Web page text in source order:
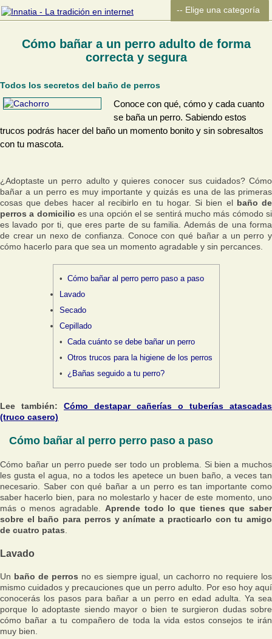
Cómo bañar a un perro adulto de forma
correcta y segura
Todos los secretos del baño de perros
Conoce con qué, cómo y cada cuanto
se baña un perro. Sabiendo estos
trucos podrás hacer del baño un momento bonito y sin sobresaltos
con tu mascota.
¿Adoptaste un perro adulto y quieres conocer sus cuidados? Cómo
bañar a un perro es muy importante y quizás es una de las primeras
cosas que debes hacer al recibirlo en tu hogar. Si bien el baño de
perros a domicilio es una opción el se sentirá mucho más cómodo si
es lavado por ti, que eres parte de su familia. Además de una forma
de crear un nexo de confianza. Conoce con qué bañar a un perro y
cómo hacerlo para que sea un momento agradable y sin percances.
Cómo bañar al perro perro paso a paso
Lavado
Secado
Cepillado
Cada cuánto se debe bañar un perro
Otros trucos para la higiene de los perros
¿Bañas seguido a tu perro?
Lee también: Cómo destapar cañerías o tuberías atascadas
(truco casero)
Cómo bañar al perro perro paso a paso
Cómo bañar un perro puede ser todo un problema. Si bien a muchos
les gusta el agua, no a todos les apetece un buen baño, a veces tan
necesario. Saber con qué bañar a un perro es tan importante como
saber hacerlo bien, para no molestarlo y hacer de este momento, uno
más o menos agradable. Aprende todo lo que tienes que saber
sobre el baño para perros y anímate a practicarlo con tu amigo
de cuatro patas
Lavado
Un baño de perros no es siempre igual, un cachorro no requiere los
mismo cuidados y precauciones que un perro adulto. Por eso hoy aquí
conocerás los pasos para bañar a un perro en edad adulta. Ya sea
porque lo adoptaste siendo mayor o bien te surgieron dudas sobre
cómo bañar a tu compañero de toda la vida estos consejos te irán
muy bien.